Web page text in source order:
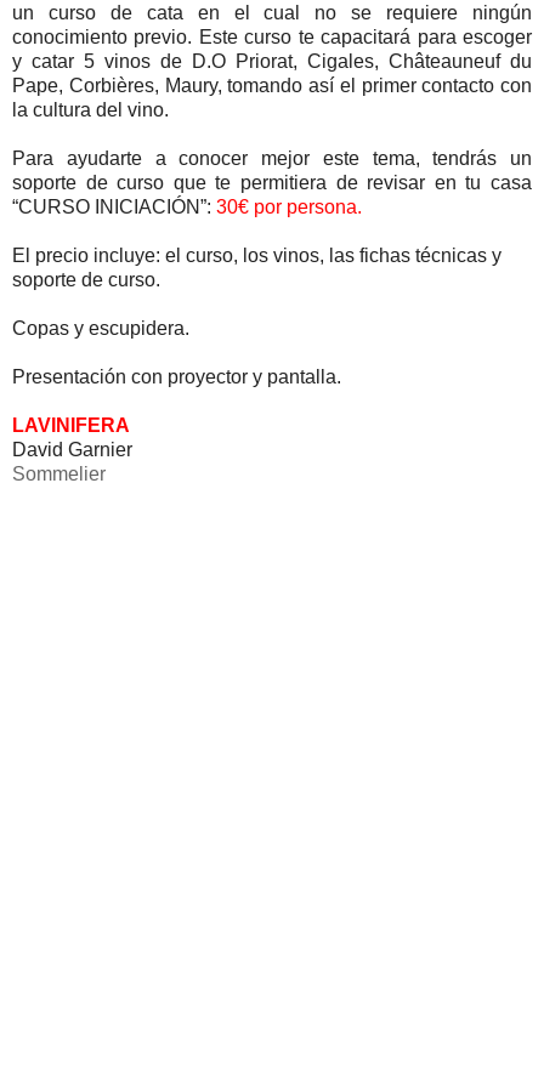
un curso de cata en el cual no se requiere ningún
conocimiento previo. Este curso te capacitará para escoger
y catar 5 vinos de D.O Priorat, Cigales, Châteauneuf du
Pape, Corbières, Maury, tomando así el primer contacto con
la cultura del vino.
Para ayudarte a conocer mejor este tema, tendrás un
soporte de curso que te permitiera de revisar en tu casa
“CURSO INICIACIÓN”: 30€ por persona.
El precio incluye: el curso, los vinos, las fichas técnicas y
soporte de curso.
Copas y escupidera.
Presentación con proyector y pantalla.
LAVINIFERA
David Garnier
Sommelier